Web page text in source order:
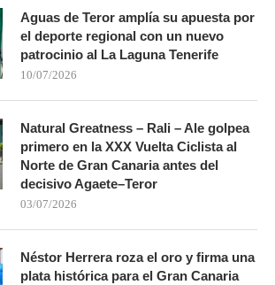
Aguas de Teror amplía su apuesta por
el deporte regional con un nuevo
patrocinio al La Laguna Tenerife
10/07/2026
Natural Greatness – Rali – Ale golpea
primero en la XXX Vuelta Ciclista al
Norte de Gran Canaria antes del
decisivo Agaete–Teror
03/07/2026
Néstor Herrera roza el oro y firma una
plata histórica para el Gran Canaria